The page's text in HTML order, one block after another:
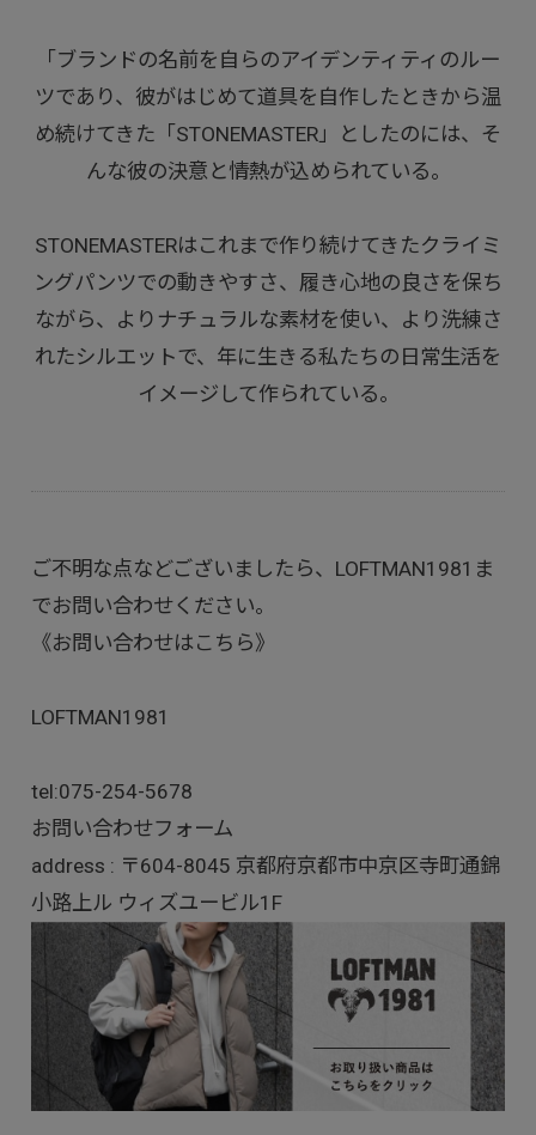
「ブランドの名前を自らのアイデンティティのルー
ツであり、彼がはじめて道具を自作したときから温
め続けてきた「STONEMASTER」としたのには、そ
んな彼の決意と情熱が込められている。
STONEMASTERはこれまで作り続けてきたクライミ
ングパンツでの動きやすさ、履き心地の良さを保ち
ながら、よりナチュラルな素材を使い、より洗練さ
れたシルエットで、年に生きる私たちの日常生活を
イメージして作られている。
ご不明な点などございましたら、LOFTMAN1981ま
でお問い合わせください。
《お問い合わせはこちら》
LOFTMAN1981
tel:075-254-5678
お問い合わせフォーム
address : 〒604-8045 京都府京都市中京区寺町通錦
小路上ル ウィズユービル1F